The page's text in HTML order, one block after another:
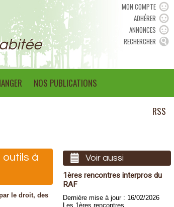
MON COMPTE
ADHÉRER
ANNONCES
RECHERCHER
NOS PUBLICATIONS
RSS
à
le droit, des
Voir aussi
1ères rencontres interpros du
RAF
Dernière mise à jour : 16/02/2026
Les 1ères rencontres